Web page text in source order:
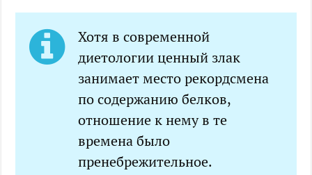
Хотя в современной
диетологии ценный злак
занимает место рекордсмена
по содержанию белков,
отношение к нему в те
времена было
пренебрежительное.